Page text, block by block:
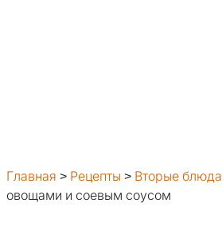
Главная > Рецепты > Вторые блюда
овощами и соевым соусом